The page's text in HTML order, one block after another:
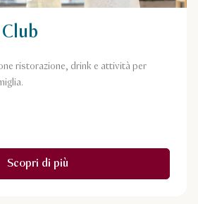
ristorazione, drink e attività per
Scopri di più